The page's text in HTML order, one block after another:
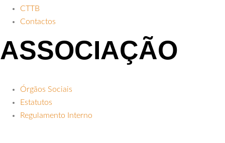
CTTB
Contactos
ASSOCIAÇÃO
Órgãos Sociais
Estatutos
Regulamento Interno